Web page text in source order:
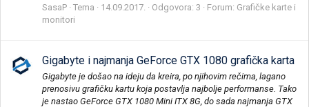
SasaP Tema 14.09.2017. Odgovora: 3 Forum: Grafičke karte i
monitori
Gigabyte i najmanja GeForce GTX 1080 grafička karta
Gigabyte je došao na ideju da kreira, po njihovim rečima, lagano
prenosivu grafičku kartu koja postavlja najbolje performanse. Tako
je nastao GeForce GTX 1080 Mini ITX 8G, do sada najmanja GTX